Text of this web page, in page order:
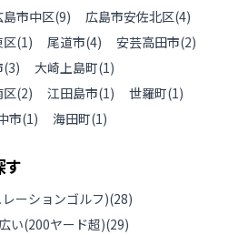
島市中区(9) 広島市安佐北区(4)
区(1) 尾道市(4) 安芸高田市(2)
(3) 大崎上島町(1)
区(2) 江田島市(1) 世羅町(1)
市(1) 海田町(1)
す
ーションゴルフ)(28)
い(200ヤード超)(29)